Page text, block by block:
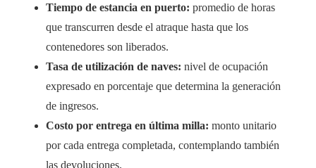
Tiempo de estancia en puerto: promedio de horas
que transcurren desde el atraque hasta que los
contenedores son liberados.
Tasa de utilización de naves: nivel de ocupación
expresado en porcentaje que determina la generación
de ingresos.
Costo por entrega en última milla: monto unitario
por cada entrega completada, contemplando también
las devoluciones.